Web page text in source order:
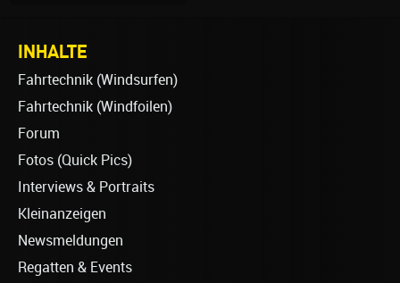
INHALTE
Fahrtechnik (Windsurfen)
Fahrtechnik (Windfoilen)
Forum
Fotos (Quick Pics)
Interviews & Portraits
Kleinanzeigen
Newsmeldungen
Regatten & Events